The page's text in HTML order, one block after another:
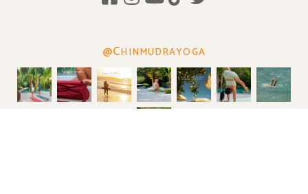
@CHINMUDRAYOGA